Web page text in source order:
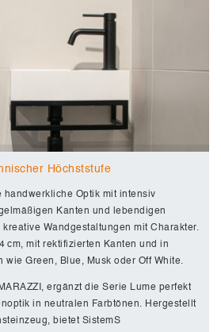
Höchststufe
handwerkliche Optik mit intensiv
Kanten und lebendigen
Wandgestaltungen mit Charakter.
cm, mit rektifizierten Kanten und in
wie Green, Blue, Musk oder Off White.
ergänzt die Serie Lume perfekt
in neutralen Farbtönen. Hergestellt
bietet SistemS